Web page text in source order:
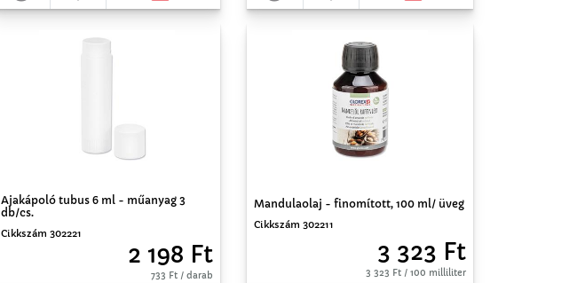
Ajakápoló tubus 6 ml - műanyag 3
db/cs.
Cikkszám 302221
2 198 Ft
733 Ft / darab
Mandulaolaj - finomított, 100 ml/ üveg
Cikkszám 302211
3 323 Ft
3 323 Ft / 100 milliliter